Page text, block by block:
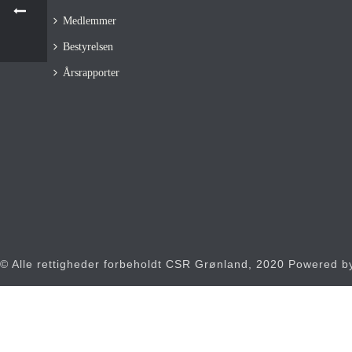
Medlemmer
Bestyrelsen
Årsrapporter
© Alle rettigheder forbeholdt CSR Grønland, 2020 Powered